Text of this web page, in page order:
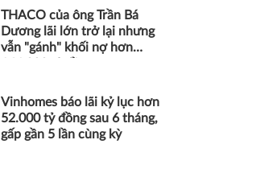
THACO của ông Trần Bá
Dương lãi lớn trở lại nhưng
vẫn "gánh" khối nợ hơn
Vinhomes báo lãi kỷ lục hơn
52.000 tỷ đồng sau 6 tháng,
gấp gần 5 lần cùng kỳ